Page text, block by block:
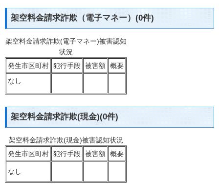
架空料金請求詐欺（電子マネー）(0件)
発生市区町村 犯行手段 被害額 概要
なし
架空料金請求詐欺(電子マネー)被害認知
状況
架空料金請求詐欺(現金)(0件)
発生市区町村 犯行手段 被害額 概要
なし
架空料金請求詐欺(現金)被害認知状況